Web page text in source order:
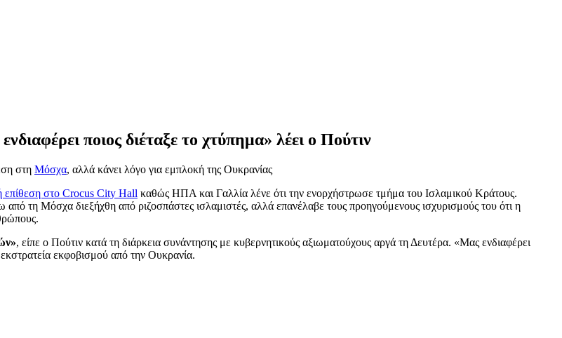
ποιος διέταξε το χτύπημα» λέει ο Πούτιν
στη Μόσχα, αλλά κάνει λόγο για εμπλοκή της Ουκρανίας
επίθεση στο Crocus City Hall καθώς ΗΠΑ και Γαλλία λένε ότι την ενορχήστρωσε τμήμα του Ισλαμικού Κράτους.
από τη Μόσχα διεξήχθη από ριζοσπάστες ισλαμιστές, αλλά επανέλαβε τους προηγούμενους ισχυρισμούς του ότι η
, είπε ο Πούτιν κατά τη διάρκεια συνάντησης με κυβερνητικούς αξιωματούχους αργά τη Δευτέρα. «Μας ενδιαφέρει
εκστρατεία εκφοβισμού από την Ουκρανία.